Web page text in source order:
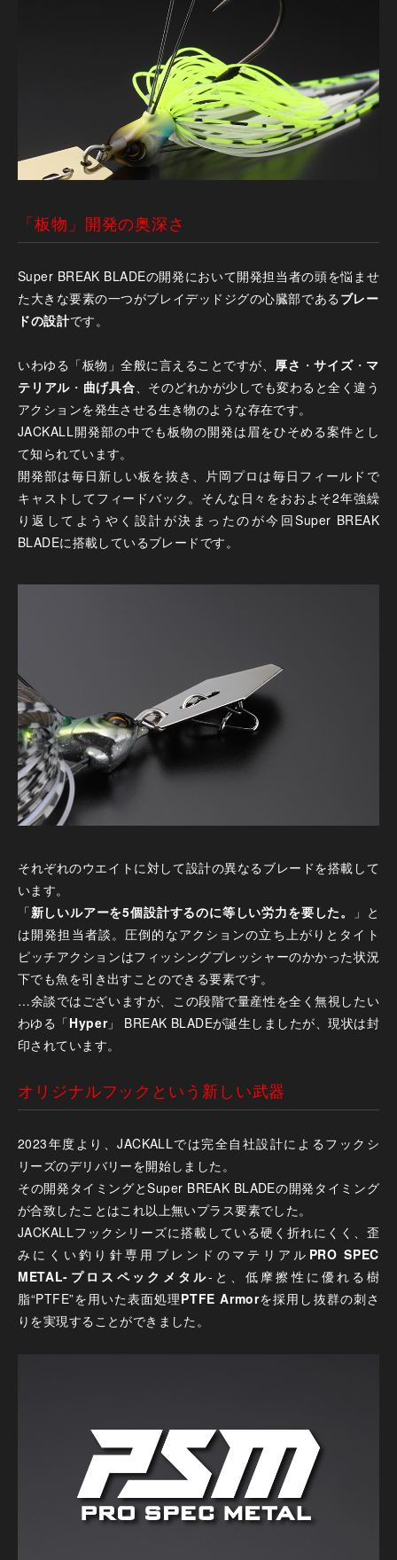
「板物」開発の奥深さ
Super BREAK BLADEの開発において開発担当者の頭を悩ませ
た大きな要素の一つがブレイデッドジグの心臓部である ブレー
ドの設計です。
いわゆる「板物」全般に言えることですが、 厚さ ・サイズ・ マ
テリアル ・ 曲げ具合、そのどれかが少しでも変わると全く違う
アクションを発生させる生き物のような存在です。
JACKALL開発部の中でも板物の開発は眉をひそめる案件とし
て知られています。
開発部は毎日新しい板を抜き、片岡プロは毎日フィールドで
キャストしてフィードバック。そんな日々をおおよそ2年強繰
り返してようやく設計が決まったのが今回Super BREAK
BLADEに搭載しているブレードです。
それぞれのウエイトに対して設計の異なるブレードを搭載して
います。
「新しいルアーを5個設計するのに等しい労力を要した。
」と
は開発担当者談。圧倒的なアクションの立ち上がりとタイト
ピッチアクションはフィッシングプレッシャーのかかった状況
下でも魚を引き出すことのできる要素です。
…余談ではございますが、この段階で量産性を全く無視したい
わゆる「Hyper」 BREAK BLADEが誕生しましたが、現状は封
印されています。
オリジナルフックという新しい武器
2023年度より、JACKALLでは完全自社設計によるフックシ
リーズのデリバリーを開始しました。
その開発タイミングとSuper BREAK BLADEの開発タイミング
が合致したことはこれ以上無いプラス要素でした。
JACKALLフックシリーズに搭載している硬く折れにくく、歪
みにくい釣り針専用ブレンドのマテリアル PRO SPEC
METAL-プロスペックメタル-と、低摩擦性に優れる樹
脂“PTFE”を用いた表面処理PTFE Armorを採用し抜群の刺さ
りを実現することができました。